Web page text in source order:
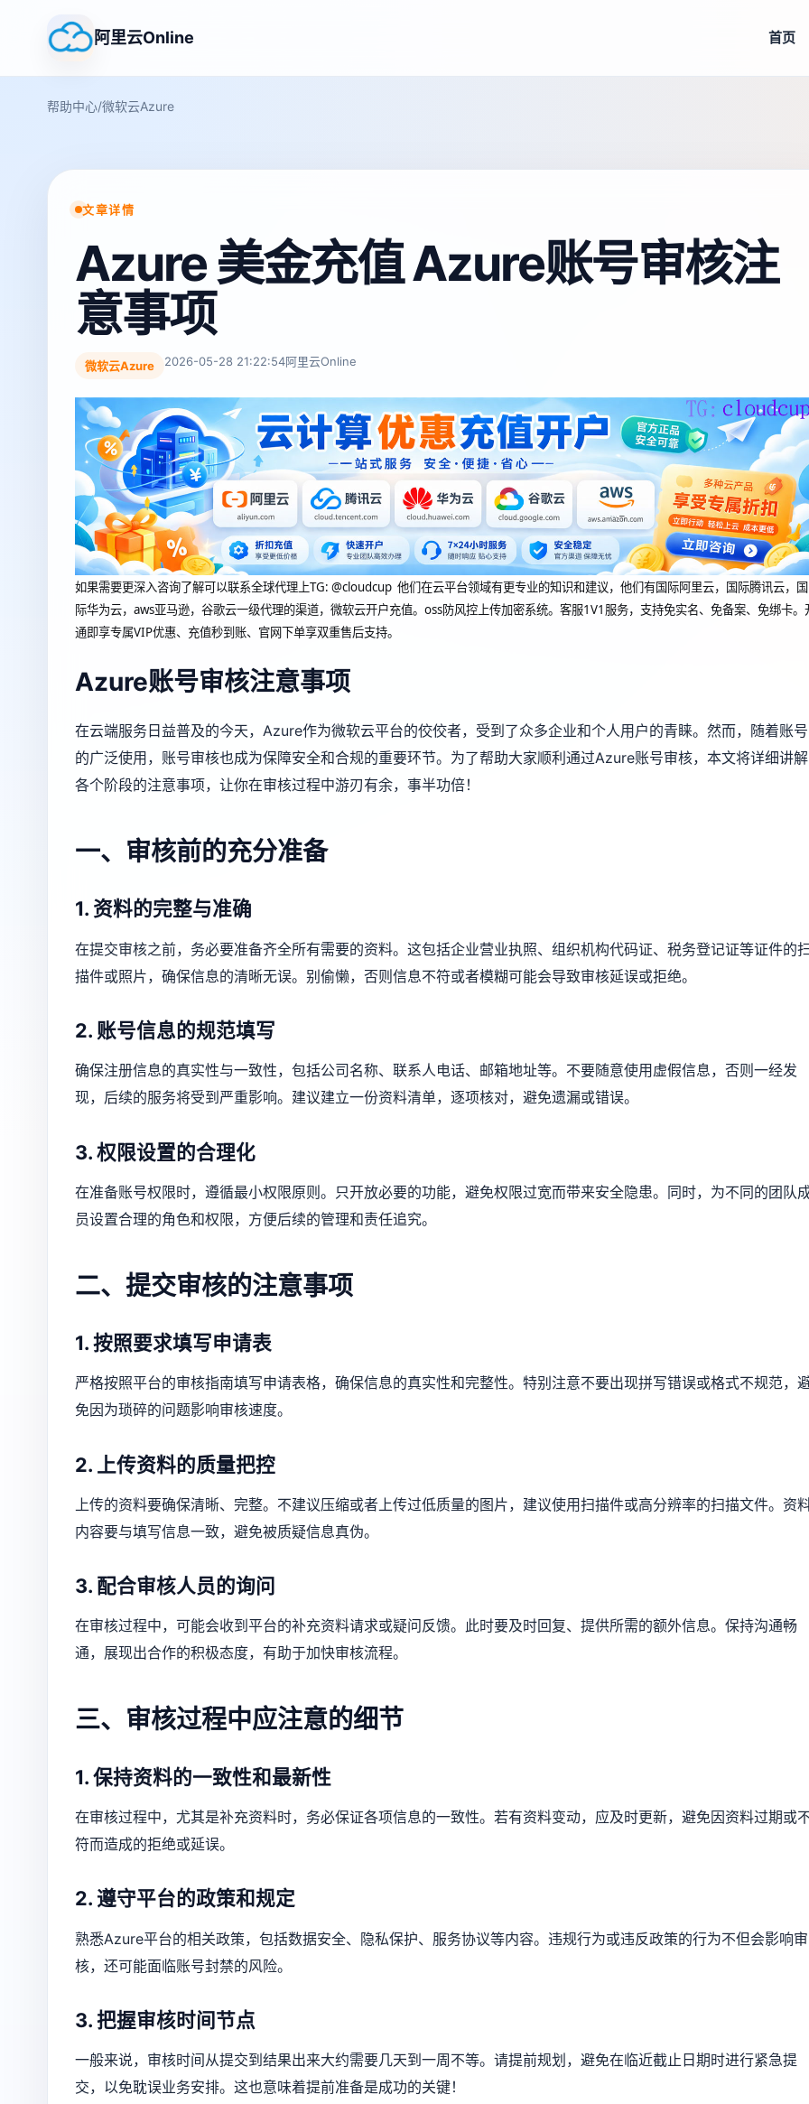
阿里云Online 首页
帮助中心/微软云Azure
文章详情
Azure 美金充值 Azure账号审核注
意事项
微软云Azure 2026-05-28 21:22:54阿里云Online
如果需要更深入咨询了解可以联系全球代理上TG: @cloudcup 他们在云平台领域有更专业的知识和建议，他们有国际阿里云，国际腾讯云，国
际华为云，aws亚马逊，谷歌云一级代理的渠道，微软云开户充值。oss防风控上传加密系统。客服1V1服务，支持免实名、免备案、免绑卡。
通即享专属VIP优惠、充值秒到账、官网下单享双重售后支持。
Azure账号审核注意事项
在云端服务日益普及的今天，Azure作为微软云平台的佼佼者，受到了众多企业和个人用户的青睐。然而，随着账号
的广泛使用，账号审核也成为保障安全和合规的重要环节。为了帮助大家顺利通过Azure账号审核，本文将详细讲解
各个阶段的注意事项，让你在审核过程中游刃有余，事半功倍！
一、审核前的充分准备
1. 资料的完整与准确
在提交审核之前，务必要准备齐全所有需要的资料。这包括企业营业执照、组织机构代码证、税务登记证等证件的
描件或照片，确保信息的清晰无误。别偷懒，否则信息不符或者模糊可能会导致审核延误或拒绝。
2. 账号信息的规范填写
确保注册信息的真实性与一致性，包括公司名称、联系人电话、邮箱地址等。不要随意使用虚假信息，否则一经发
现，后续的服务将受到严重影响。建议建立一份资料清单，逐项核对，避免遗漏或错误。
3. 权限设置的合理化
在准备账号权限时，遵循最小权限原则。只开放必要的功能，避免权限过宽而带来安全隐患。同时，为不同的团队
员设置合理的角色和权限，方便后续的管理和责任追究。
二、提交审核的注意事项
1. 按照要求填写申请表
严格按照平台的审核指南填写申请表格，确保信息的真实性和完整性。特别注意不要出现拼写错误或格式不规范，
免因为琐碎的问题影响审核速度。
2. 上传资料的质量把控
上传的资料要确保清晰、完整。不建议压缩或者上传过低质量的图片，建议使用扫描件或高分辨率的扫描文件。资
内容要与填写信息一致，避免被质疑信息真伪。
3. 配合审核人员的询问
在审核过程中，可能会收到平台的补充资料请求或疑问反馈。此时要及时回复、提供所需的额外信息。保持沟通畅
通，展现出合作的积极态度，有助于加快审核流程。
三、审核过程中应注意的细节
1. 保持资料的一致性和最新性
在审核过程中，尤其是补充资料时，务必保证各项信息的一致性。若有资料变动，应及时更新，避免因资料过期或
符而造成的拒绝或延误。
2. 遵守平台的政策和规定
熟悉Azure平台的相关政策，包括数据安全、隐私保护、服务协议等内容。违规行为或违反政策的行为不但会影响审
核，还可能面临账号封禁的风险。
3. 把握审核时间节点
一般来说，审核时间从提交到结果出来大约需要几天到一周不等。请提前规划，避免在临近截止日期时进行紧急提
交，以免耽误业务安排。这也意味着提前准备是成功的关键！